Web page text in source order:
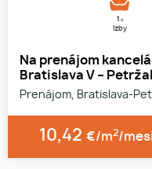
1 x
Izby
Na prenájom
Bratislava V –
Prenájom, Bratislava-
10,42 €/m2/